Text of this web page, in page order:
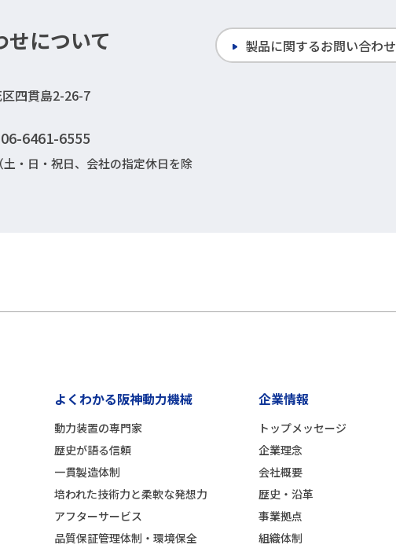
について
四貫島2-26-7
6461-6555
・日・祝日、会社の指定休日を除
製品に関するお問い合わせ
よくわかる阪神動力機械
動力装置の専門家
歴史が語る信頼
一貫製造体制
培われた技術力と柔軟な発想力
アフターサービス
品質保証管理体制・環境保全
企業情報
トップメッセージ
企業理念
会社概要
歴史・沿革
事業拠点
組織体制